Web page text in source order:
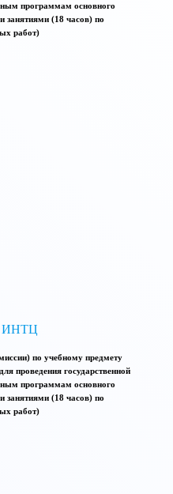
программам основного
занятиями (18 часов) по
работ)
ИНТЦ
по учебному предмету
проведения государственной
программам основного
занятиями (18 часов) по
работ)